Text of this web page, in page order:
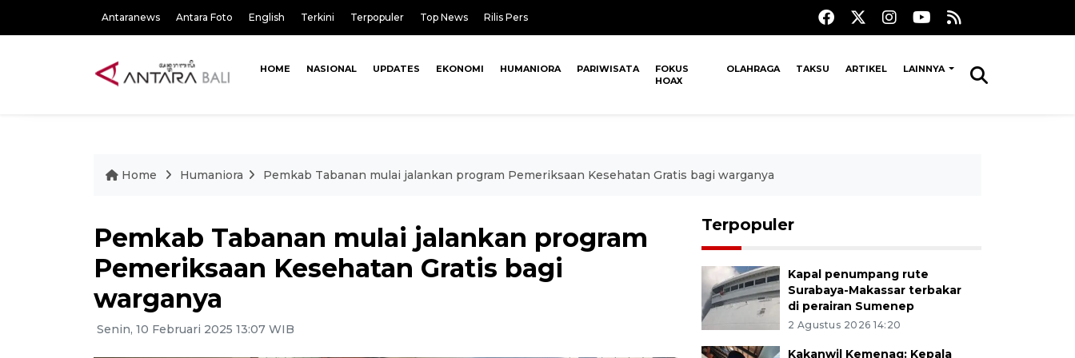
Antaranews Antara Foto English Terkini Terpopuler Top News Rilis Pers
HOME NASIONAL UPDATES EKONOMI HUMANIORA PARIWISATA
FOKUS
HOAX
OLAHRAGA TAKSU ARTIKEL LAINNYA
Home Humaniora Pemkab Tabanan mulai jalankan program Pemeriksaan Kesehatan Gratis bagi warganya
Pemkab Tabanan mulai jalankan program
Pemeriksaan Kesehatan Gratis bagi
warganya
Senin, 10 Februari 2025 13:07 WIB
Terpopuler
Kapal penumpang rute
Surabaya-Makassar terbakar
di perairan Sumenep
2 Agustus 2026 14:20
Kakanwil Kemenag: Kepala